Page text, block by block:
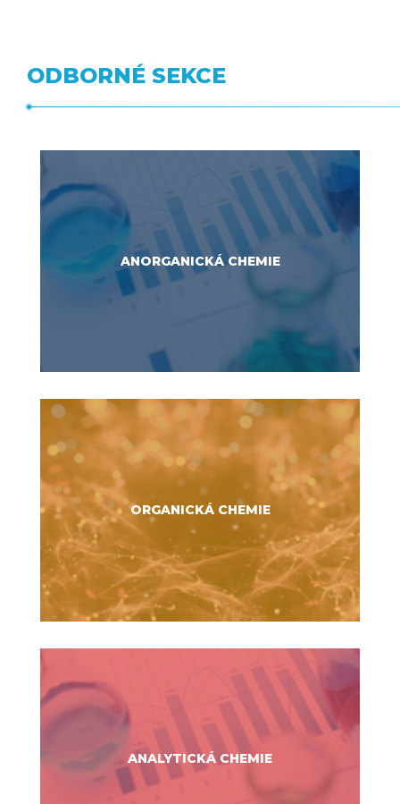
ODBORNÉ SEKCE
ANORGANICKÁ CHEMIE
ORGANICKÁ CHEMIE
ANALYTICKÁ CHEMIE